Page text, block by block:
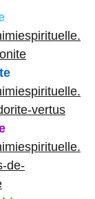
vertus
de-